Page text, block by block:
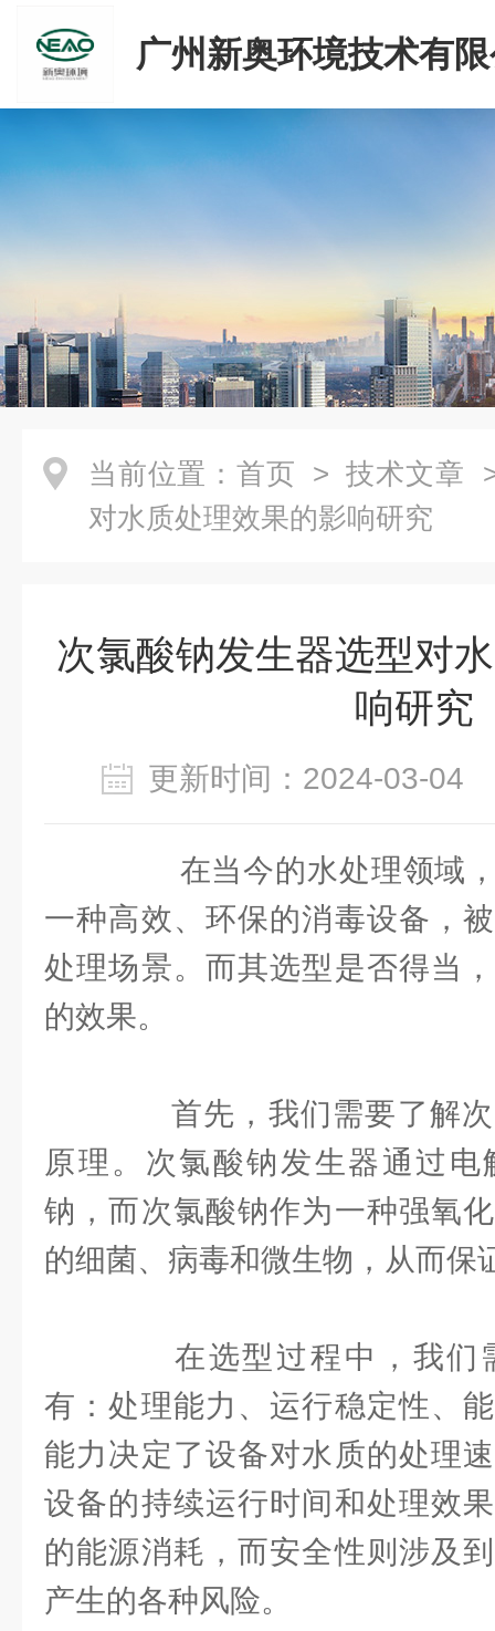
广州新奥环境技术有
当前位置： 首页 > 技术文章
对水质处理效果的影响研究
次氯酸钠发生器选型对
响研究
更新时间：2024-03-
在当今的水处理领域
一种高效、环保的消毒设备，
处理场景。而其选型是否得当
的效果。
首先，我们需要了解次
原理。次氯酸钠发生器通过
钠，而次氯酸钠作为一种强氧
的细菌、病毒和微生物，从而保
在选型过程中，我们
有：处理能力、运行稳定性、
能力决定了设备对水质的处理
设备的持续运行时间和处理效
的能源消耗，而安全性则涉及
产生的各种风险。